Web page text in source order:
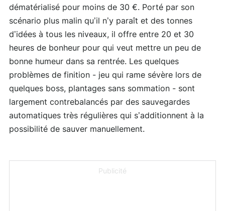
dématérialisé pour moins de 30 €. Porté par son
scénario plus malin qu’il n’y paraît et des tonnes
d’idées à tous les niveaux, il offre entre 20 et 30
heures de bonheur pour qui veut mettre un peu de
bonne humeur dans sa rentrée. Les quelques
problèmes de finition - jeu qui rame sévère lors de
quelques boss, plantages sans sommation - sont
largement contrebalancés par des sauvegardes
automatiques très régulières qui s’additionnent à la
possibilité de sauver manuellement.
Publicité